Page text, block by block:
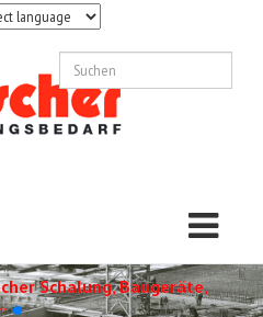
Schalung, Baugeräte,